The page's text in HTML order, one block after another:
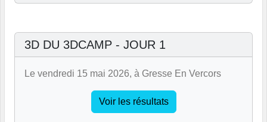
3D DU 3DCAMP - JOUR 1
Le vendredi 15 mai 2026, à Gresse En Vercors
Voir les résultats